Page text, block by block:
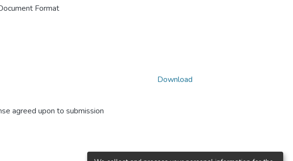
Format
agreed upon to submission
Download